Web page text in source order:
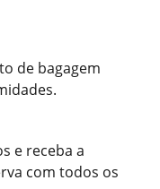
de bagagem
e receba a
com todos os